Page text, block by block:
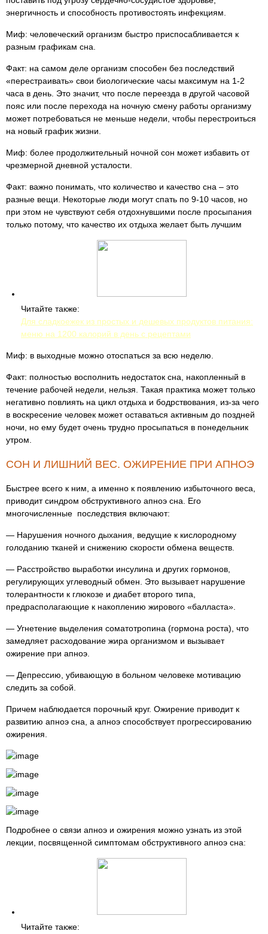
энергичность и способность противостоять инфекциям.
Миф: человеческий организм быстро приспосабливается к
разным графикам сна.
Факт: на самом деле организм способен без последствий
«перестраивать» свои биологические часы максимум на 1-2
часа в день. Это значит, что после переезда в другой часовой
пояс или после перехода на ночную смену работы организму
может потребоваться не меньше недели, чтобы перестроиться
на новый график жизни.
Миф: более продолжительный ночной сон может избавить от
чрезмерной дневной усталости.
Факт: важно понимать, что количество и качество сна – это
разные вещи. Некоторые люди могут спать по 9-10 часов, но
при этом не чувствуют себя отдохнувшими после просыпания
только потому, что качество их отдыха желает быть лучшим
Читайте также:
Для сладкоежек из простых и дешевых продуктов питания:
меню на 1200 калорий в день с рецептами
Миф: в выходные можно отоспаться за всю неделю.
Факт: полностью восполнить недостаток сна, накопленный в
течение рабочей недели, нельзя. Такая практика может только
негативно повлиять на цикл отдыха и бодрствования, из-за чего
в воскресение человек может оставаться активным до поздней
ночи, но ему будет очень трудно просыпаться в понедельник
утром.
СОН И ЛИШНИЙ ВЕС. ОЖИРЕНИЕ ПРИ АПНОЭ
Быстрее всего к ним, а именно к появлению избыточного веса,
приводит синдром обструктивного апноэ сна. Его
многочисленные последствия включают:
— Нарушения ночного дыхания, ведущие к кислородному
голоданию тканей и снижению скорости обмена веществ.
— Расстройство выработки инсулина и других гормонов,
регулирующих углеводный обмен. Это вызывает нарушение
толерантности к глюкозе и диабет второго типа,
предрасполагающие к накоплению жирового «балласта».
— Угнетение выделения соматотропина (гормона роста), что
замедляет расходование жира организмом и вызывает
ожирение при апноэ.
— Депрессию, убивающую в больном человеке мотивацию
следить за собой.
Причем наблюдается порочный круг. Ожирение приводит к
развитию апноэ сна, а апноэ способствует прогрессированию
ожирения.
Подробнее о связи апноэ и ожирения можно узнать из этой
лекции, посвященной симптомам обструктивного апноэ сна:
Читайте также: